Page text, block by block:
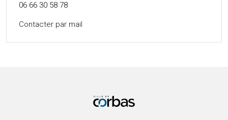
06 66 30 58 78
Contacter par mail